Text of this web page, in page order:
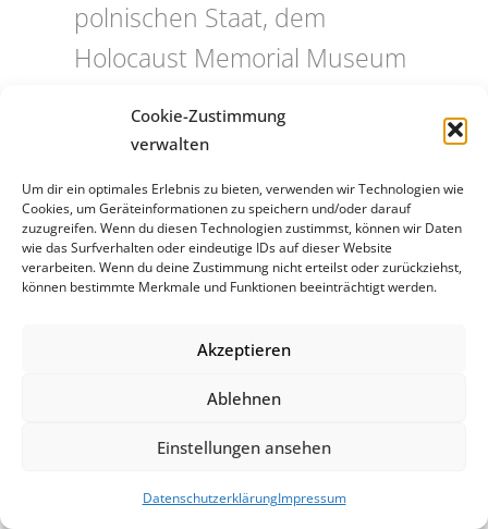
Cookie-Zustimmung
verwalten
Um dir ein optimales Erlebnis zu bieten, verwenden wir Technologien wie
Cookies, um Geräteinformationen zu speichern und/oder darauf
zuzugreifen. Wenn du diesen Technologien zustimmst, können wir Daten
wie das Surfverhalten oder eindeutige IDs auf dieser Website
verarbeiten. Wenn du deine Zustimmung nicht erteilst oder zurückziehst,
können bestimmte Merkmale und Funktionen beeinträchtigt werden.
Akzeptieren
Ablehnen
Einstellungen ansehen
DatenschutzerklärungImpressum
polnischen Staat, dem
Holocaust Memorial Museum
American Jewish Comittee,
ein neues Mahnmal zu
errichten. Die Initiative dazu
ging maßgeblich von Miles
Lerman aus, einem der
Gründer des Holocaust
gesamte Familie in Bełżec
verloren hatte. Miles Lerman